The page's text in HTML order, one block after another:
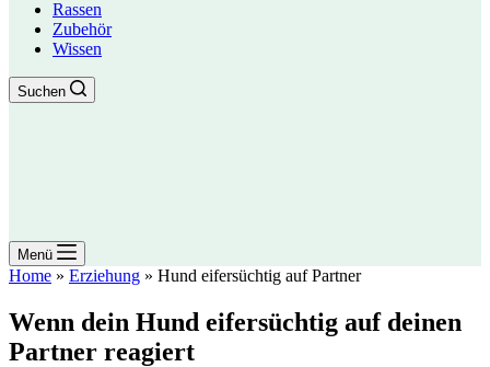
Rassen
Zubehör
Wissen
Suchen
Menü
Home » Erziehung » Hund eifersüchtig auf Partner
Wenn dein Hund eifersüchtig auf deinen
Partner reagiert